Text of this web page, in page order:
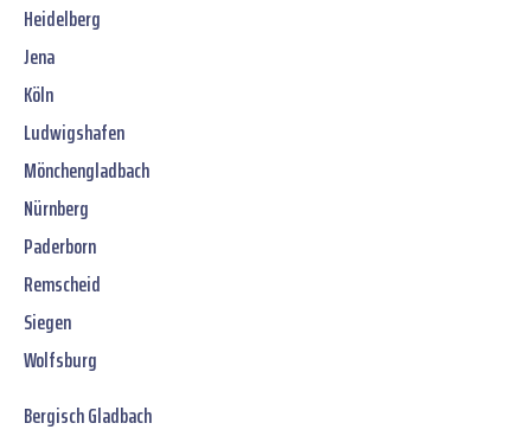
Heidelberg
Jena
Köln
Ludwigshafen
Mönchengladbach
Nürnberg
Paderborn
Remscheid
Siegen
Wolfsburg
Bergisch Gladbach